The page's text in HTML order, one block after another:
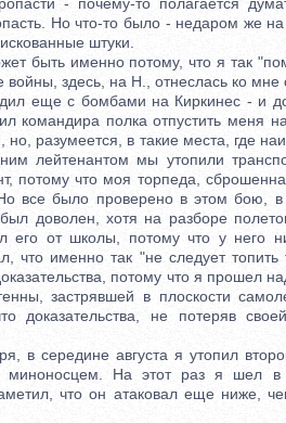
- почему-то полагается
Но что-то было - недаром же
штуки.
быть именно потому, что я так
войны, здесь, на Н., отнеслась ко
еще с бомбами на Киркинес - и
командира полка отпустить меня
но, разумеется, в такие места, где
лейтенантом мы утопили
потому что моя торпеда,
все было проверено в этом бою, в
доволен, хотя на разборе
его от школы, потому что у него
что именно так "не следует
потому что я прошел
застрявшей в плоскости
доказательства, не потеряв
в середине августа я утопил
миноносцем. На этот раз я шел
что он атаковал еще ниже,